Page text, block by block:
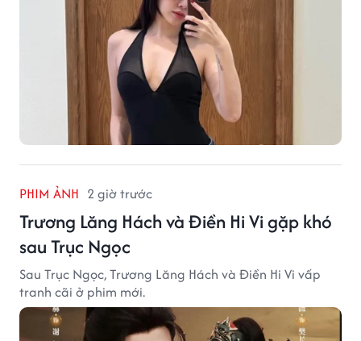
PHIM ẢNH 2 giờ trước
Trương Lăng Hách và Điền Hi Vi gặp khó
sau Trục Ngọc
Sau Trục Ngọc, Trương Lăng Hách và Điền Hi Vi vấp
tranh cãi ở phim mới.